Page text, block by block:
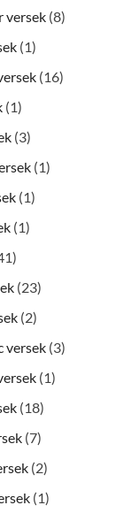
versek (8)
(1)
(16)
(1)
(3)
(1)
(1)
(1)
(23)
(2)
versek (3)
(1)
(18)
(7)
(2)
(1)